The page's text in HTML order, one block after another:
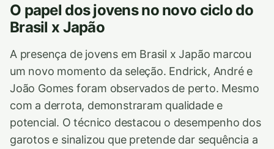
O papel dos jovens no novo ciclo do
Brasil x Japão
A presença de jovens em Brasil x Japão marcou
um novo momento da seleção. Endrick, André e
João Gomes foram observados de perto. Mesmo
com a derrota, demonstraram qualidade e
potencial. O técnico destacou o desempenho dos
garotos e sinalizou que pretende dar sequência a